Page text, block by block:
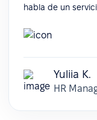
habla de un
Yuliia K.
HR